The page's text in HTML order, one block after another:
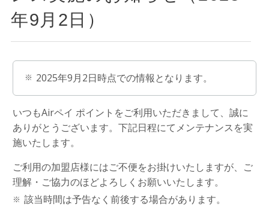
年9月2日）
2025年9月2日時点での情報となります。
いつもAirペイ ポイントをご利用いただきまして、誠に
ありがとうございます。下記日程にてメンテナンスを実
施いたします。
ご利用の加盟店様にはご不便をお掛けいたしますが、ご
理解・ご協力のほどよろしくお願いいたします。
該当時間は予告なく前後する場合があります。